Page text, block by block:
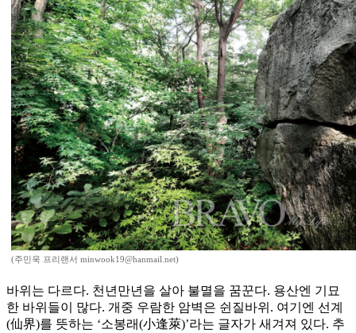
(주민욱 프리랜서 minwook19@hanmail.net)
바위는 다르다. 천년만년을 살아 불멸을 꿈꾼다. 용산엔 기묘
한 바위들이 많다. 개중 우람한 암벽은 쉰질바위. 여기엔 선계
(仙界)를 뜻하는 ‘소봉래(小逢萊)’라는 글자가 새겨져 있다. 추